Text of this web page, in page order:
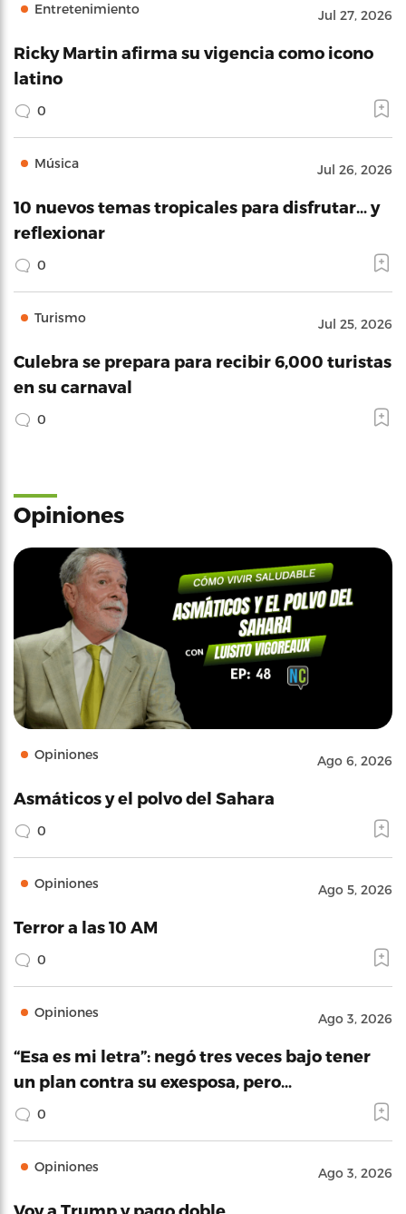
Entretenimiento Jul 27, 2026
Ricky Martin afirma su vigencia como icono
latino
0
Música Jul 26, 2026
10 nuevos temas tropicales para disfrutar… y
reflexionar
0
Turismo Jul 25, 2026
Culebra se prepara para recibir 6,000 turistas
en su carnaval
0
Opiniones
Opiniones Ago 6, 2026
Asmáticos y el polvo del Sahara
0
Opiniones Ago 5, 2026
Terror a las 10 AM
0
Opiniones Ago 3, 2026
“Esa es mi letra”: negó tres veces bajo tener
un plan contra su exesposa, pero…
0
Opiniones Ago 3, 2026
Voy a Trump y pago doble